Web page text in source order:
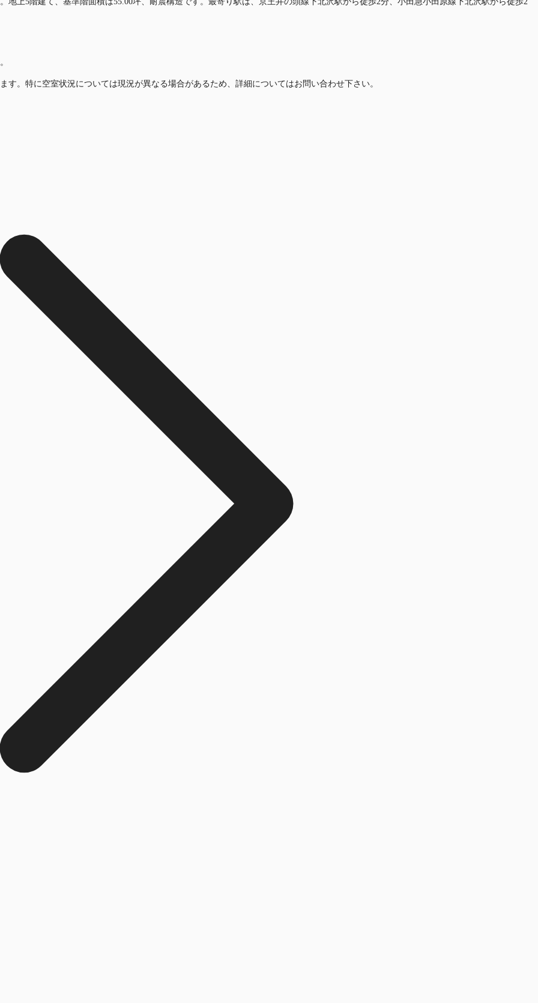
。特に空室状況については現況が異なる場合があるため、詳細についてはお問い合わせ下さい。